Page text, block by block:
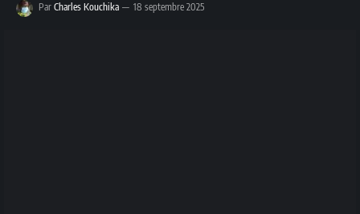
Par Charles Kouchika 18 septembre 2025